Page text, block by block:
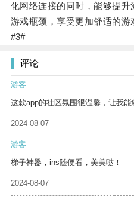
化网络连接的同时，能够提
游戏瓶颈，享受更加舒适的游
#3#
评论
游客
这款app的社区氛围很温馨，让我能
2024-08-07
游客
梯子神器，ins随便看，美美哒！
2024-08-07